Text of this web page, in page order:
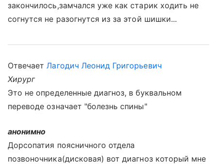
закончилось,замчался уже как старик ходить не
согнутся не разогнутся из за этой шишки...
ОтвечаетЛагодич Леонид Григорьевич
Хирург
Это не определенные диагноз, в буквальном
переводе означает "болезнь спины"
анонимно
Дорсопатия поясничного отдела
позвоночника(дисковая) вот диагноз который мне